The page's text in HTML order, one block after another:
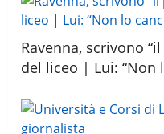
Ravenna, scrivono
del liceo | Lui: “Non